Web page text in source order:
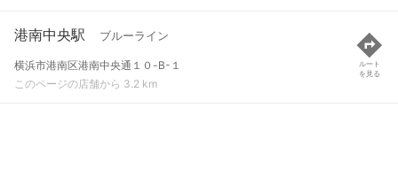
港南中央駅 ブルーライン
横浜市港南区港南中央通１０-B-１
このページの店舗から 3.2 km
ルート
を見る